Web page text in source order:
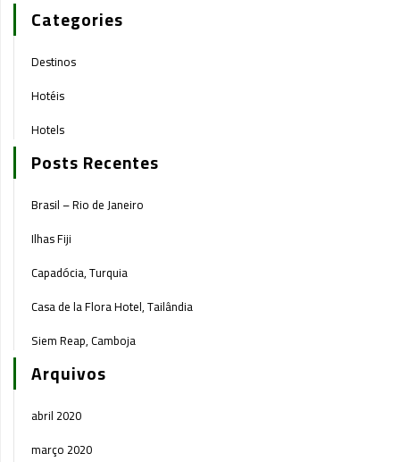
Categories
Destinos
Hotéis
Hotels
Posts Recentes
Brasil – Rio de Janeiro
Ilhas Fiji
Capadócia, Turquia
Casa de la Flora Hotel, Tailândia
Siem Reap, Camboja
Arquivos
abril 2020
março 2020